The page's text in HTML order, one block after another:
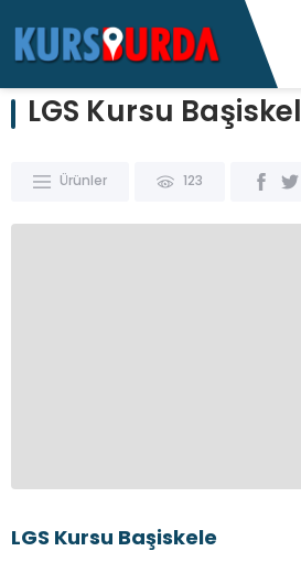
LGS Kursu
Ürünler 123
LGS Kursu Başiskele